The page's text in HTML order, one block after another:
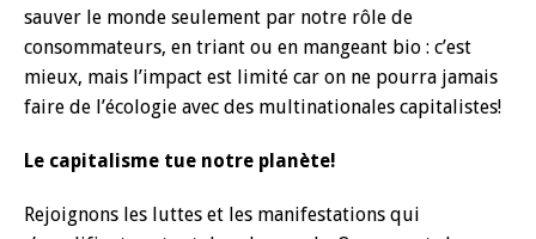
sauver le monde seulement par notre rôle de
consommateurs, en triant ou en mangeant bio : c’est
mieux, mais l’impact est limité car on ne pourra jamais
faire de l’écologie avec des multinationales capitalistes!
Le capitalisme tue notre planète!
Rejoignons les luttes et les manifestations qui